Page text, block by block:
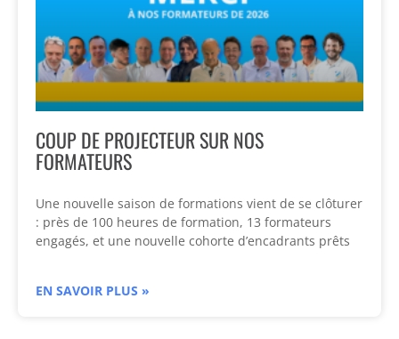
COUP DE PROJECTEUR SUR NOS
FORMATEURS
Une nouvelle saison de formations vient de se clôturer
: près de 100 heures de formation, 13 formateurs
engagés, et une nouvelle cohorte d’encadrants prêts
EN SAVOIR PLUS »